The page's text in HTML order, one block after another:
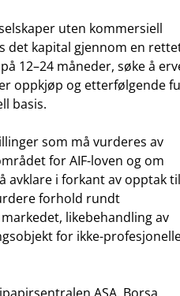
uten kommersiell
det kapital gjennom en
12–24 måneder, søke å
oppkjøp og etterfølgende
basis.
som må vurderes av
for AIF-loven og om
avklare i forkant av opptak til
forhold rundt
likebehandling av
for ikke-